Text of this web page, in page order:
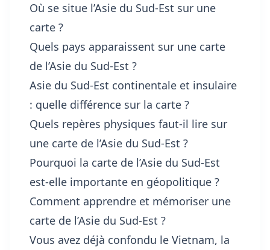
Où se situe l’Asie du Sud-Est sur une
carte ?
Quels pays apparaissent sur une carte
de l’Asie du Sud-Est ?
Asie du Sud-Est continentale et insulaire
: quelle différence sur la carte ?
Quels repères physiques faut-il lire sur
une carte de l’Asie du Sud-Est ?
Pourquoi la carte de l’Asie du Sud-Est
est-elle importante en géopolitique ?
Comment apprendre et mémoriser une
carte de l’Asie du Sud-Est ?
Vous avez déjà confondu le Vietnam, la